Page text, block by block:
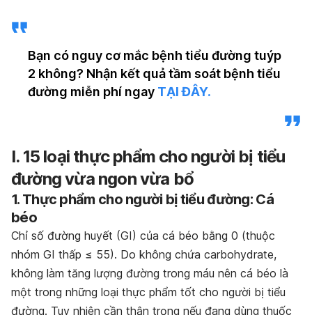
Bạn có nguy cơ mắc bệnh tiểu đường tuýp
2 không? Nhận kết quả tầm soát bệnh tiểu
đường miễn phí ngay TẠI ĐÂY.
I. 15 loại thực phẩm cho người bị tiểu
đường vừa ngon vừa bổ
1. Thực phẩm cho người bị tiểu đường: Cá
béo
Chỉ số đường huyết (GI) của cá béo bằng 0 (thuộc
nhóm GI thấp ≤ 55). Do không chứa carbohydrate,
không làm tăng lượng đường trong máu nên cá béo là
một trong những loại thực phẩm tốt cho người bị tiểu
đường. Tuy nhiên cần thận trọng nếu đang dùng thuốc